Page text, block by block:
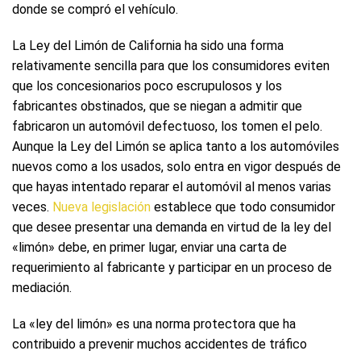
donde se compró el vehículo.
La Ley del Limón de California ha sido una forma
relativamente sencilla para que los consumidores eviten
que los concesionarios poco escrupulosos y los
fabricantes obstinados, que se niegan a admitir que
fabricaron un automóvil defectuoso, los tomen el pelo.
Aunque la Ley del Limón se aplica tanto a los automóviles
nuevos como a los usados, solo entra en vigor después de
que hayas intentado reparar el automóvil al menos varias
veces. Nueva legislación establece que todo consumidor
que desee presentar una demanda en virtud de la ley del
«limón» debe, en primer lugar, enviar una carta de
requerimiento al fabricante y participar en un proceso de
mediación.
La «ley del limón» es una norma protectora que ha
contribuido a prevenir muchos accidentes de tráfico